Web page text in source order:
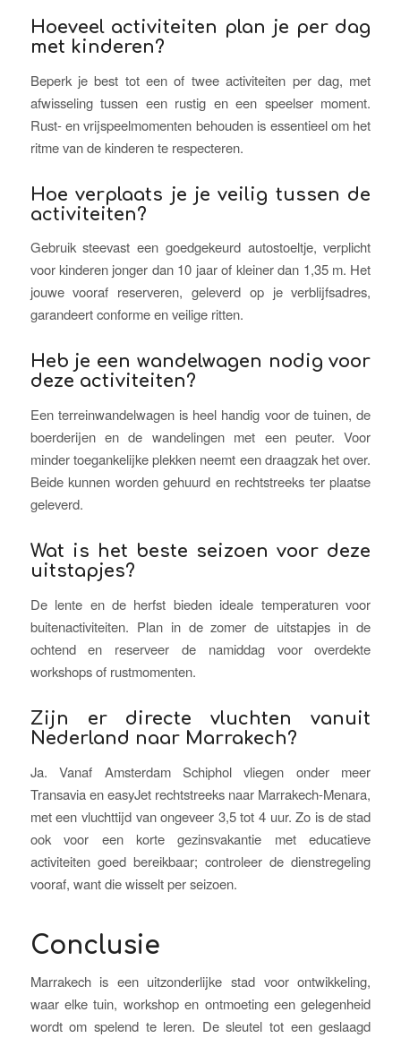
Hoeveel activiteiten plan je per dag
met kinderen?
Beperk je best tot een of twee activiteiten per dag, met
afwisseling tussen een rustig en een speelser moment.
Rust- en vrijspeelmomenten behouden is essentieel om het
ritme van de kinderen te respecteren.
Hoe verplaats je je veilig tussen de
activiteiten?
Gebruik steevast een goedgekeurd autostoeltje, verplicht
voor kinderen jonger dan 10 jaar of kleiner dan 1,35 m. Het
jouwe vooraf reserveren, geleverd op je verblijfsadres,
garandeert conforme en veilige ritten.
Heb je een wandelwagen nodig voor
deze activiteiten?
Een terreinwandelwagen is heel handig voor de tuinen, de
boerderijen en de wandelingen met een peuter. Voor
minder toegankelijke plekken neemt een draagzak het over.
Beide kunnen worden gehuurd en rechtstreeks ter plaatse
geleverd.
Wat is het beste seizoen voor deze
uitstapjes?
De lente en de herfst bieden ideale temperaturen voor
buitenactiviteiten. Plan in de zomer de uitstapjes in de
ochtend en reserveer de namiddag voor overdekte
workshops of rustmomenten.
Zijn er directe vluchten vanuit
Nederland naar Marrakech?
Ja. Vanaf Amsterdam Schiphol vliegen onder meer
Transavia en easyJet rechtstreeks naar Marrakech-Menara,
met een vluchttijd van ongeveer 3,5 tot 4 uur. Zo is de stad
ook voor een korte gezinsvakantie met educatieve
activiteiten goed bereikbaar; controleer de dienstregeling
vooraf, want die wisselt per seizoen.
Conclusie
Marrakech is een uitzonderlijke stad voor ontwikkeling,
waar elke tuin, workshop en ontmoeting een gelegenheid
wordt om spelend te leren. De sleutel tot een geslaagd